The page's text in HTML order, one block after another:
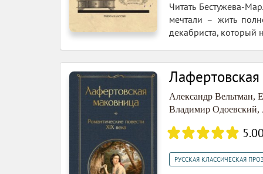
Читать Бестужева-
мечтали – жить
декабриста, который
Александр Вельтман,
Владимир Одоевский,
РУССКАЯ КЛАССИЧЕСКАЯ